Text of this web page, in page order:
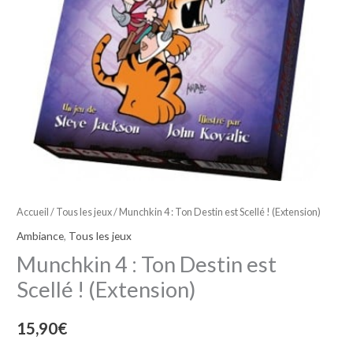
Accueil / Tous les jeux/ Munchkin 4 : Ton Destin est Scellé ! (Extension)
Ambiance, Tous les jeux
Munchkin 4 : Ton Destin est
Scellé ! (Extension)
15,90€